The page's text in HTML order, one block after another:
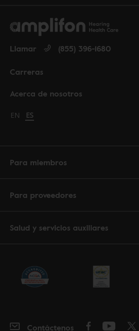
Acerca de nosotros
Carreras
Llamar (855) 396-1680
Change language to English
EN Cambiar idioma a español
ES
Para miembros
Para proveedores
Salud y servicios auxiliares
Contáctenos